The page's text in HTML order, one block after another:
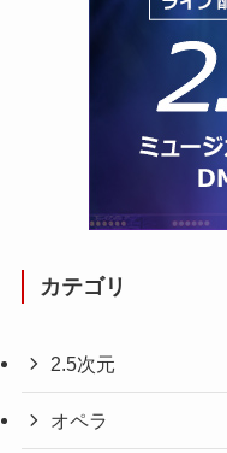
カテゴリ
2.5次元
オペラ